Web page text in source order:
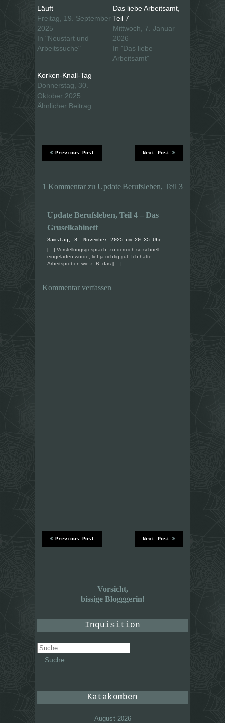
r
i
t
t
u
t
e
i
l
e
n
i
n
u
F
t
e
r
g
ö
f
f
n
e
F
u
m
F
t
e
ö
f
f
n
e
Läuft
Freitag, 19. September
2025
In "Neustart und
Arbeitssuche"
Das liebe Arbeitsamt,
Teil 7
Mittwoch, 7. Januar
2026
In "Das liebe
Arbeitsamt"
Korken-Knall-Tag
Donnerstag, 30.
Oktober 2025
Ähnlicher Beitrag
Next Post
Previous Post
1 Kommentar zu Update Berufsleben, Teil 3
Update Berufsleben, Teil 4 – Das
Gruselkabinett
Samstag, 8. November 2025 um 20:35 Uhr
[…] Vorstellungsgespräch, zu dem ich so schnell
eingeladen wurde, lief ja richtig gut. Ich hatte
Arbeitsproben wie z. B. das […]
Kommentar verfassen
Next Post
Previous Post
Vorsicht,
bissige Blogggerin!
Inquisition
Suche
nach:
Katakomben
August 2026